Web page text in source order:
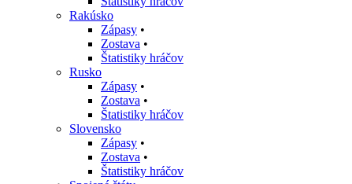
Rakúsko
Zápasy •
Zostava •
Štatistiky hráčov
Rusko
Zápasy •
Zostava •
Štatistiky hráčov
Slovensko
Zápasy •
Zostava •
Štatistiky hráčov